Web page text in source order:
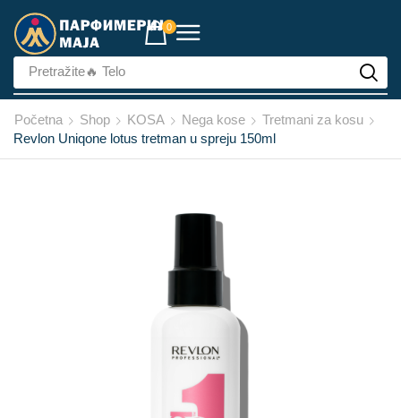
0
Pretražite🔥 Lice
Početna Shop KOSA Nega kose
Tretmani za kosu
Revlon Uniqone lotus tretman u spreju 150ml